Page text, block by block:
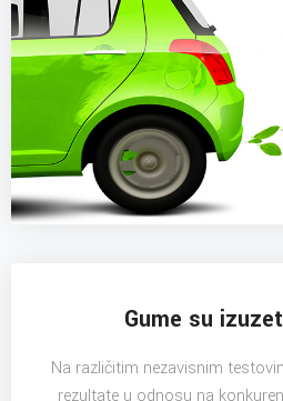
Gume su
Na različitim nezavisnim
rezultate u odnosu na